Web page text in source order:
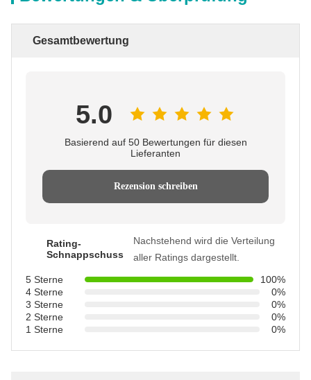
Gesamtbewertung
5.0
Basierend auf 50 Bewertungen für diesen
Lieferanten
Rezension schreiben
Rating-
Schnappschuss
Nachstehend wird die Verteilung
aller Ratings dargestellt.
5 Sterne
100%
4 Sterne
0%
3 Sterne
0%
2 Sterne
0%
1 Sterne
0%